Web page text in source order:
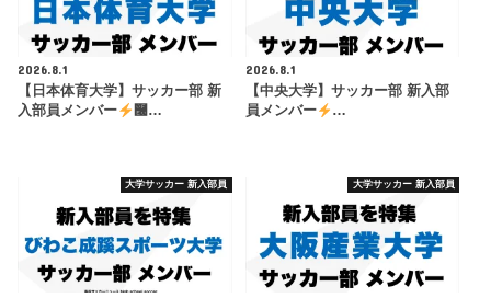
2026.8.1
【日本体育大学】サッカー部 新
入部員メンバー
࿠…
2026.8.1
【中央大学】サッカー部 新入部
員メンバー
…
大学サッカー 新入部員 大学サッカー 新入部員